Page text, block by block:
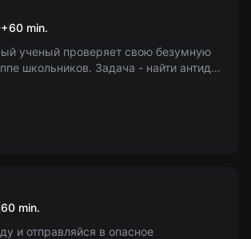
за разумом
+60 min.
ученый проверяет свою безумную
школьников. Задача - найти антидот
банка
60 min.
и отправляйся в опасное